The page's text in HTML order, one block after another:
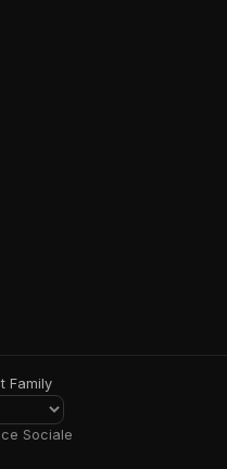
Family
Sociale